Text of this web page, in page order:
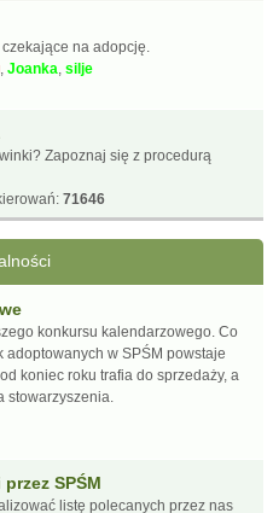
na adopcję.
, Joanka, silje
Zapoznaj się z procedurą
71646
konkursu kalendarzowego. Co
adoptowanych w SPŚM powstaje
koniec roku trafia do sprzedaży, a
stowarzyszenia.
SPŚM
listę polecanych przez nas